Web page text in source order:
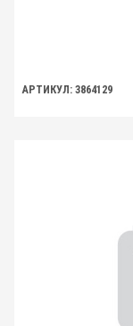
АРТИКУЛ: 3864129